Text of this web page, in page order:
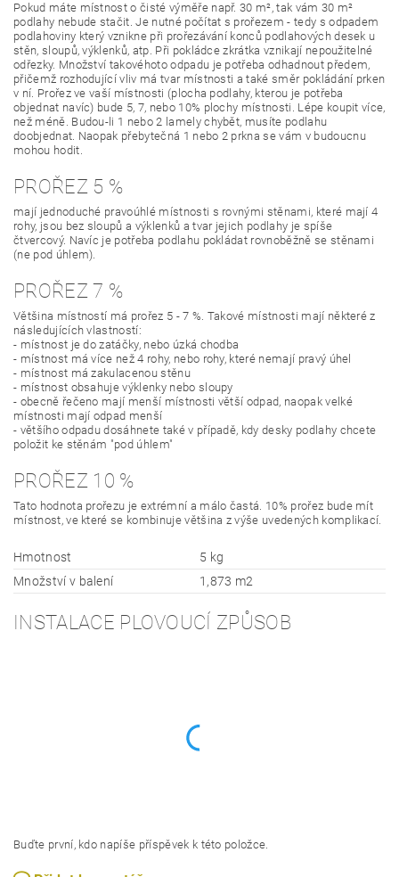
Pokud máte místnost o čisté výměře např. 30 m², tak vám 30 m²
podlahy nebude stačit. Je nutné počítat s prořezem - tedy s odpadem
podlahoviny který vznikne při prořezávání konců podlahových desek u
stěn, sloupů, výklenků, atp. Při pokládce zkrátka vznikají nepoužitelné
odřezky. Množství takovéhoto odpadu je potřeba odhadnout předem,
přičemž rozhodující vliv má tvar místnosti a také směr pokládání prken
v ní. Prořez ve vaší místnosti (plocha podlahy, kterou je potřeba
objednat navíc) bude 5, 7, nebo 10% plochy místnosti. Lépe koupit více,
než méně. Budou-li 1 nebo 2 lamely chybět, musíte podlahu
doobjednat. Naopak přebytečná 1 nebo 2 prkna se vám v budoucnu
mohou hodit.
PROŘEZ 5 %
mají jednoduché pravoúhlé místnosti s rovnými stěnami, které mají 4
rohy, jsou bez sloupů a výklenků a tvar jejich podlahy je spíše
čtvercový. Navíc je potřeba podlahu pokládat rovnoběžně se stěnami
(ne pod úhlem).
PROŘEZ 7 %
Většina místností má prořez 5 - 7 %. Takové místnosti mají některé z
následujících vlastností:
- místnost je do zatáčky, nebo úzká chodba
- místnost má více než 4 rohy, nebo rohy, které nemají pravý úhel
- místnost má zakulacenou stěnu
- místnost obsahuje výklenky nebo sloupy
- obecně řečeno mají menší místnosti větší odpad, naopak velké
místnosti mají odpad menší
- většího odpadu dosáhnete také v případě, kdy desky podlahy chcete
položit ke stěnám "pod úhlem"
PROŘEZ 10 %
Tato hodnota prořezu je extrémní a málo častá. 10% prořez bude mít
místnost, ve které se kombinuje většina z výše uvedených komplikací.
Hmotnost
5 kg
Množství v balení
1,873 m2
INSTALACE PLOVOUCÍ ZPŮSOB
Buďte první, kdo napíše příspěvek k této položce.